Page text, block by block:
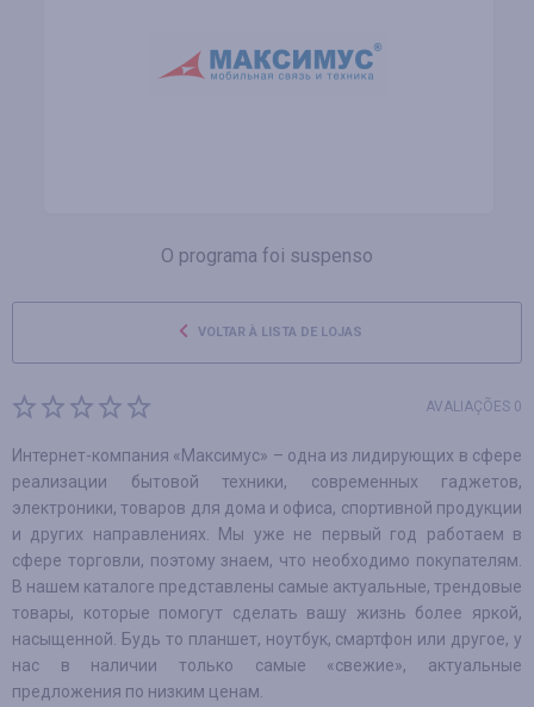
O programa foi suspenso
VOLTAR À LISTA DE LOJAS
AVALIAÇÕES 0
Интернет-компания «Максимус» – одна из лидирующих в сфере
реализации бытовой техники, современных гаджетов,
электроники, товаров для дома и офиса, спортивной продукции
и других направлениях. Мы уже не первый год работаем в
сфере торговли, поэтому знаем, что необходимо покупателям.
В нашем каталоге представлены самые актуальные, трендовые
товары, которые помогут сделать вашу жизнь более яркой,
насыщенной. Будь то планшет, ноутбук, смартфон или другое, у
нас в наличии только самые «свежие», актуальные
предложения по низким ценам.